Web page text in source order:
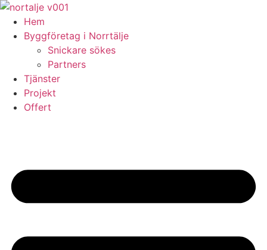
Skip
content
Hem
Byggföretag i Norrtälje
Snickare sökes
Partners
Tjänster
Projekt
Offert